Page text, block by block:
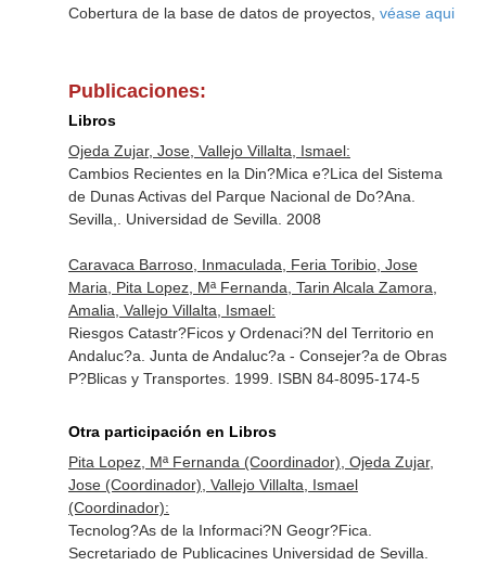
Cobertura de la base de datos de proyectos, véase aqui
Publicaciones:
Libros
Ojeda Zujar, Jose, Vallejo Villalta, Ismael:
Cambios Recientes en la Din?Mica e?Lica del Sistema
de Dunas Activas del Parque Nacional de Do?Ana.
Sevilla,. Universidad de Sevilla. 2008
Caravaca Barroso, Inmaculada, Feria Toribio, Jose
Maria, Pita Lopez, Mª Fernanda, Tarin Alcala Zamora,
Amalia, Vallejo Villalta, Ismael:
Riesgos Catastr?Ficos y Ordenaci?N del Territorio en
Andaluc?a. Junta de Andaluc?a - Consejer?a de Obras
P?Blicas y Transportes. 1999. ISBN 84-8095-174-5
Otra participación en Libros
Pita Lopez, Mª Fernanda (Coordinador), Ojeda Zujar,
Jose (Coordinador), Vallejo Villalta, Ismael
(Coordinador):
Tecnolog?As de la Informaci?N Geogr?Fica.
Secretariado de Publicacines Universidad de Sevilla.